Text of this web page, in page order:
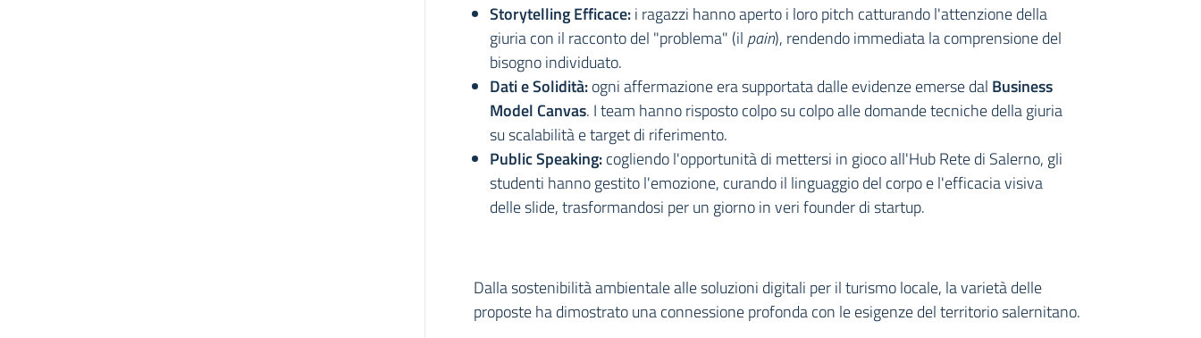
Storytelling Efficace:i ragazzi hanno aperto i loro pitch catturando l'attenzione della
giuria con il racconto del "problema" (il pain), rendendo immediata la comprensione del
bisogno individuato.
Dati e Solidità:ogni affermazione era supportata dalle evidenze emerse dal Business
Model Canvas. I team hanno risposto colpo su colpo alle domande tecniche della giuria
su scalabilità e target di riferimento.
Public Speaking:cogliendo l'opportunità di mettersi in gioco all'Hub Rete di Salerno, gli
studenti hanno gestito l'emozione, curando il linguaggio del corpo e l'efficacia visiva
delle slide, trasformandosi per un giorno in veri founder di startup.
Dalla sostenibilità ambientale alle soluzioni digitali per il turismo locale, la varietà delle
proposte ha dimostrato una connessione profonda con le esigenze del territorio salernitano.